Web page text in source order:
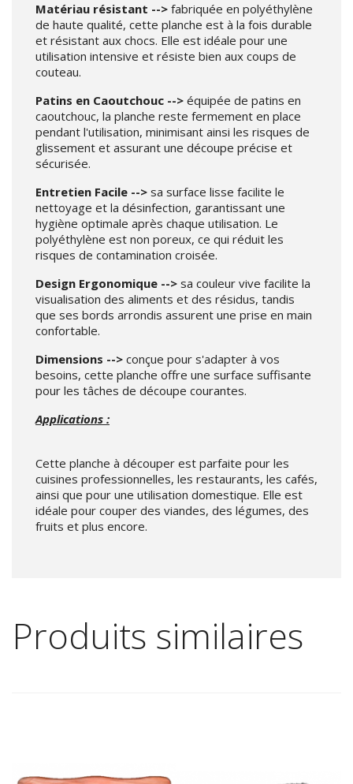
Matériau résistant --> fabriquée en polyéthylène
de haute qualité, cette planche est à la fois durable
et résistant aux chocs. Elle est idéale pour une
utilisation intensive et résiste bien aux coups de
couteau.
Patins en Caoutchouc --> équipée de patins en
caoutchouc, la planche reste fermement en place
pendant l'utilisation, minimisant ainsi les risques de
glissement et assurant une découpe précise et
sécurisée.
Entretien Facile --> sa surface lisse facilite le
nettoyage et la désinfection, garantissant une
hygiène optimale après chaque utilisation. Le
polyéthylène est non poreux, ce qui réduit les
risques de contamination croisée.
Design Ergonomique --> sa couleur vive facilite la
visualisation des aliments et des résidus, tandis
que ses bords arrondis assurent une prise en main
confortable.
Dimensions --> conçue pour s'adapter à vos
besoins, cette planche offre une surface suffisante
pour les tâches de découpe courantes.
Applications :
Cette planche à découper est parfaite pour les
cuisines professionnelles, les restaurants, les cafés,
ainsi que pour une utilisation domestique. Elle est
idéale pour couper des viandes, des légumes, des
fruits et plus encore.
Produits similaires